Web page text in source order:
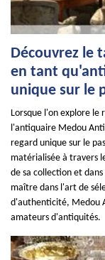
Découvrez le
en tant
unique sur le
Lorsque l'on explore le
l'antiquaire Medou
regard unique sur le
matérialisée à travers
de sa collection et
maître dans l'art de
d'authenticité, Medou
amateurs d'antiquités.